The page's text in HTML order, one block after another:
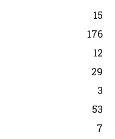
15
176
12
29
3
53
7